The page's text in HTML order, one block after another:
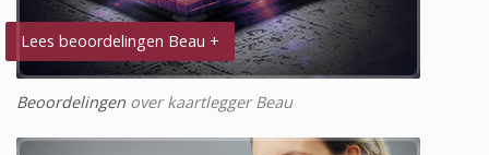
Lees beoordelingen Beau +
Beoordelingen over kaartlegger Beau